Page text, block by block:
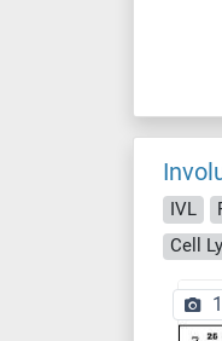
IVL
Cell